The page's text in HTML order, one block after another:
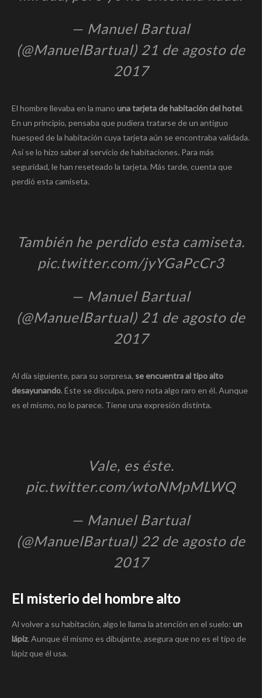
— Manuel Bartual
(@ManuelBartual) 21 de agosto de
2017
El hombre llevaba en la mano una tarjeta de habitación del hotel.
En un principio, pensaba que pudiera tratarse de un antiguo
huesped de la habitación cuya tarjeta aún se encontraba validada.
Así se lo hizo saber al servicio de habitaciones. Para más
seguridad, le han reseteado la tarjeta. Más tarde, cuenta que
perdió esta camiseta.
También he perdido esta camiseta.
pic.twitter.com/jyYGaPcCr3
— Manuel Bartual
(@ManuelBartual) 21 de agosto de
2017
Al día siguiente, para su sorpresa, se encuentra al tipo alto
desayunando. Éste se disculpa, pero nota algo raro en él. Aunque
es el mismo, no lo parece. Tiene una expresión distinta.
Vale, es éste.
pic.twitter.com/wtoNMpMLWQ
— Manuel Bartual
(@ManuelBartual) 22 de agosto de
2017
El misterio del hombre alto
Al volver a su habitación, algo le llama la atención en el suelo: un
lápiz. Aunque él mismo es dibujante, asegura que no es el tipo de
lápiz que él usa.